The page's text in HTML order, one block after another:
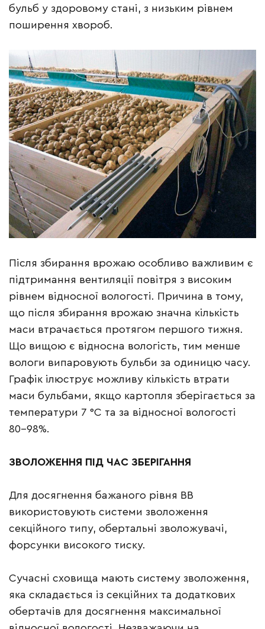
бульб у здоровому стані, з низьким рівнем
поширення хвороб.
Після збирання врожаю особливо важливим є
підтримання вентиляції повітря з високим
рівнем відносної вологості. Причина в тому,
що після збирання врожаю значна кількість
маси втрачається протягом першого тижня.
Що вищою є відносна вологість, тим менше
вологи випаровують бульби за одиницю часу.
Графік ілюструє можливу кількість втрати
маси бульбами, якщо картопля зберігається за
температури 7 °С та за відносної вологості
80–98%.
ЗВОЛОЖЕННЯ ПІД ЧАС ЗБЕРІГАННЯ
Для досягнення бажаного рівня ВВ
використовують системи зволоження
секційного типу, обертальні зволожувачі,
форсунки високого тиску.
Сучасні сховища мають систему зволоження,
яка складається із секційних та додаткових
обертачів для досягнення максимальної